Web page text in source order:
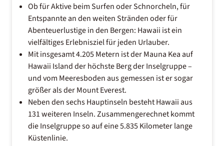
Ob für Aktive beim Surfen oder Schnorcheln, für
Entspannte an den weiten Stränden oder für
Abenteuerlustige in den Bergen: Hawaii ist ein
vielfältiges Erlebnisziel für jeden Urlauber.
Mit insgesamt 4.205 Metern ist der Mauna Kea auf
Hawaii Island der höchste Berg der Inselgruppe –
und vom Meeresboden aus gemessen ist er sogar
größer als der Mount Everest.
Neben den sechs Hauptinseln besteht Hawaii aus
131 weiteren Inseln. Zusammengerechnet kommt
die Inselgruppe so auf eine 5.835 Kilometer lange
Küstenlinie.